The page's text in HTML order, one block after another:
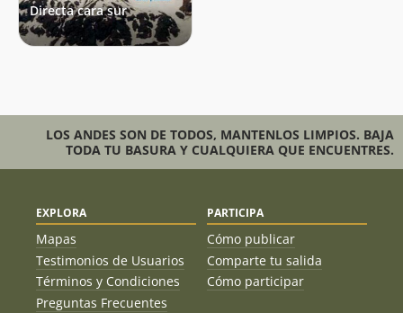
Directa cara sur
LOS ANDES SON DE TODOS, MANTENLOS LIMPIOS. BAJA
TODA TU BASURA Y CUALQUIERA QUE ENCUENTRES.
EXPLORA
Mapas
Testimonios de Usuarios
Términos y Condiciones
Preguntas Frecuentes
PARTICIPA
Cómo publicar
Comparte tu salida
Cómo participar